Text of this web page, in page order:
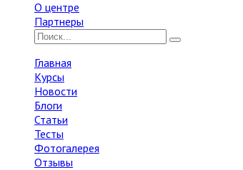
О центре
Партнеры
Главная
Курсы
Новости
Блоги
Статьи
Тесты
Фотогалерея
Отзывы